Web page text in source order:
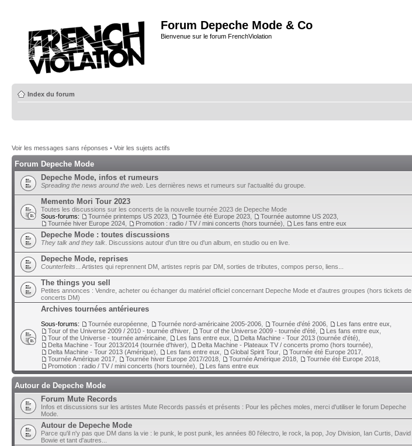
Forum Depeche Mode & Co
Bienvenue sur le forum FrenchViolation
Index du forum
Voir les messages sans réponses • Voir les sujets actifs
Forum Depeche Mode
Depeche Mode, infos et rumeurs
Spreading the news around the web . Les dernières news et rumeurs sur l'actualité du groupe.
Memento Mori Tour 2023
Toutes les discussions sur les concerts de la nouvelle tournée 2023 de Depeche Mode
Sous-forums:
Tournée printemps US 2023 Tournée été Europe 2023 Tournée automne US 2023
Tournée hiver Europe 2024
Promotion : radio / TV / mini concerts (hors tournée) Les fans entre eux
Depeche Mode : toutes discussions
They talk and they talk . Discussions autour d'un titre ou d'un album, en studio ou en live.
Depeche Mode, reprises
Counterfeits ... Artistes qui reprennent DM, artistes repris par DM, sorties de tributes, compos perso, liens...
The things you sell
Petites annonces : Vendre, acheter ou échanger du matériel officiel concernant Depeche Mode et d'autres groupes (hors tickets de
concerts DM)
Archives tournées antérieures
Sous-forums: Tournée européenne Tournée nord-américaine 2005-2006 Tournée d'été 2006 Les fans entre eux
Tour of the Universe 2009 / 2010 - tournée d'hiver
Tour of the Universe 2009 - tournée d'été Les fans entre eux
Tour of the Universe - tournée américaine
Les fans entre eux Delta Machine - Tour 2013 (tournée d'été)
Delta Machine - Tour 2013/2014 (tournée d'hiver)
Delta Machine - Plateaux TV / concerts promo (hors tournée)
Delta Machine - Tour 2013 (Amérique)
Les fans entre eux Global Spirit Tour Tournée été Europe 2017
Tournée Amérique 2017
Tournée hiver Europe 2017/2018 Tournée Amérique 2018 Tournée été Europe 2018
Promotion : radio / TV / mini concerts (hors tournée)
Les fans entre eux
Autour de Depeche Mode
Forum Mute Records
Infos et discussions sur les artistes Mute Records passés et présents : Pour les pêches moles, merci d'utiliser le forum Depeche
Mode.
Autour de Depeche Mode
Parce qu'il n'y pas que DM dans la vie : le punk, le post punk, les années 80 l'électro, le rock, la pop, Joy Division, Ian Curtis, David
Bowie et tant d'autres...